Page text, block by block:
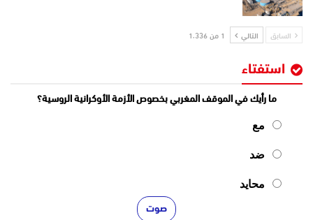
السابق التالي 1 من 1٬336
استفتاء
ما رأيك في الموقف المغربي بخصوص الأزمة الأوكرانية الروسية؟
مع
ضد
محايد